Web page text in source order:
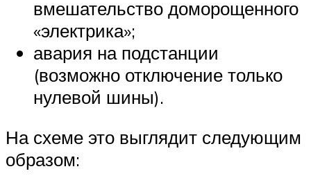
вмешательство доморощенного
«электрика»;
авария на подстанции
(возможно отключение только
нулевой шины).
На схеме это выглядит следующим
образом: